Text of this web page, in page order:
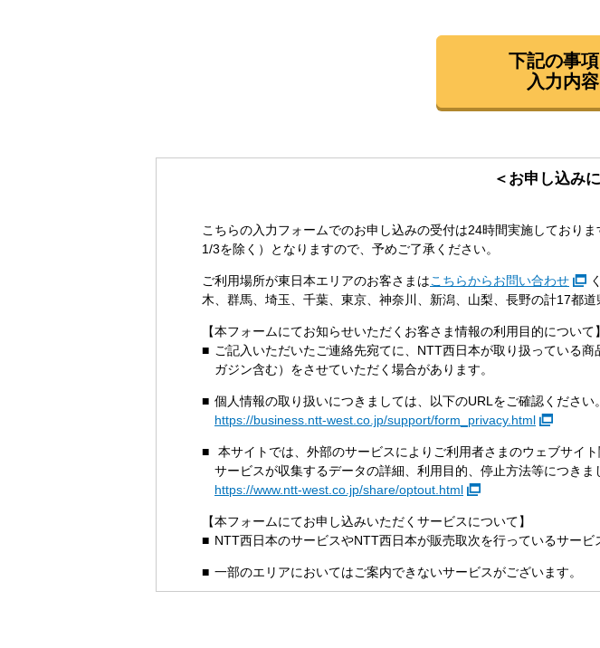
下記の事項
入力内
＜お申し込み
こちらの入力フォームでのお申し込みの受付は24時間実施しており
1/3を除く）となりますので、予めご了承ください。
ご利用場所が東日本エリアのお客さまはこちらからお問い合わせ
木、群馬、埼玉、千葉、東京、神奈川、新潟、山梨、長野の計17都道
【本フォームにてお知らせいただくお客さま情報の利用目的について】
ご記入いただいたご連絡先宛てに、NTT西日本が取り扱っている
ガジン含む）をさせていただく場合があります。
個人情報の取り扱いにつきましては、以下のURLをご確認ください。
https://business.ntt-west.co.jp/support/form_privacy.html
本サイトでは、外部のサービスによりご利用者さまのウェブサイ
サービスが収集するデータの詳細、利用目的、停止方法等につきま
https://www.ntt-west.co.jp/share/optout.html
【本フォームにてお申し込みいただくサービスについて】
NTT西日本のサービスやNTT西日本が販売取次を行っているサービ
一部のエリアにおいてはご案内できないサービスがございます。